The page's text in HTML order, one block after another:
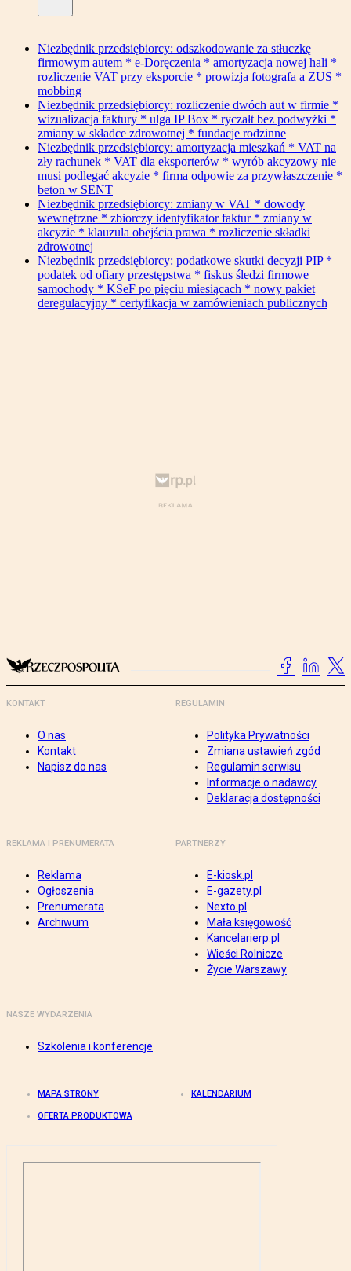
Niezbędnik przedsiębiorcy: odszkodowanie za stłuczkę
firmowym autem * e-Doręczenia * amortyzacja nowej hali *
rozliczenie VAT przy eksporcie * prowizja fotografa a ZUS *
mobbing
Niezbędnik przedsiębiorcy: rozliczenie dwóch aut w firmie *
wizualizacja faktury * ulga IP Box * ryczałt bez podwyżki *
zmiany w składce zdrowotnej * fundacje rodzinne
Niezbędnik przedsiębiorcy: amortyzacja mieszkań * VAT na
zły rachunek * VAT dla eksporterów * wyrób akcyzowy nie
musi podlegać akcyzie * firma odpowie za przywłaszczenie *
beton w SENT
Niezbędnik przedsiębiorcy: zmiany w VAT * dowody
wewnętrzne * zbiorczy identyfikator faktur * zmiany w
akcyzie * klauzula obejścia prawa * rozliczenie składki
zdrowotnej
Niezbędnik przedsiębiorcy: podatkowe skutki decyzji PIP *
podatek od ofiary przestępstwa * fiskus śledzi firmowe
samochody * KSeF po pięciu miesiącach * nowy pakiet
deregulacyjny * certyfikacja w zamówieniach publicznych
KONTAKT
O nas
Kontakt
Napisz do nas
REGULAMIN
Polityka Prywatności
Zmiana ustawień zgód
Regulamin serwisu
Informacje o nadawcy
Deklaracja dostępności
REKLAMA I PRENUMERATA
Reklama
Ogłoszenia
Prenumerata
Archiwum
PARTNERZY
E-kiosk.pl
E-gazety.pl
Nexto.pl
Mała księgowość
Kancelarierp.pl
Wieści Rolnicze
Życie Warszawy
NASZE WYDARZENIA
Szkolenia i konferencje
MAPA STRONY KALENDARIUM
OFERTA PRODUKTOWA